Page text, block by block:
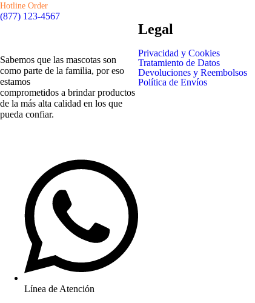
Hotline Order
(877) 123-4567
Sabemos que las mascotas son
como parte de la familia, por eso
estamos
comprometidos a brindar productos
de la más alta calidad en los que
pueda confiar.
Línea de Atención
Legal
Privacidad y Cookies
Tratamiento de Datos
Devoluciones y Reembolsos
Política de Envíos